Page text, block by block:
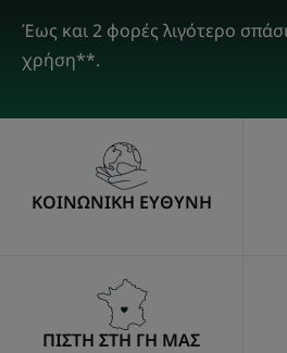
Έως και 2 φορές λιγότερο
χρήση**.
ΚΟΙΝΩΝΙΚΗ ΕΥΘΥΝΗ
ΠΙΣΤΗ ΣΤΗ ΓΗ ΜΑΣ